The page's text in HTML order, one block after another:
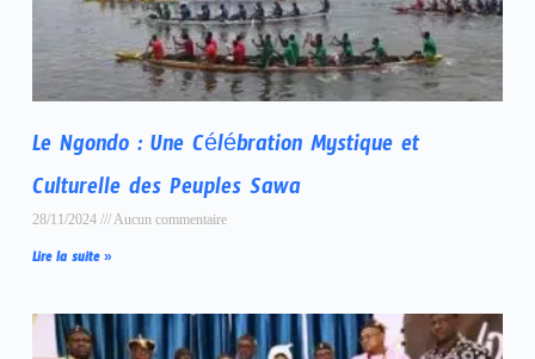
Le Ngondo : Une Célébration Mystique et
Culturelle des Peuples Sawa
28/11/2024 Aucun commentaire
Lire la suite »